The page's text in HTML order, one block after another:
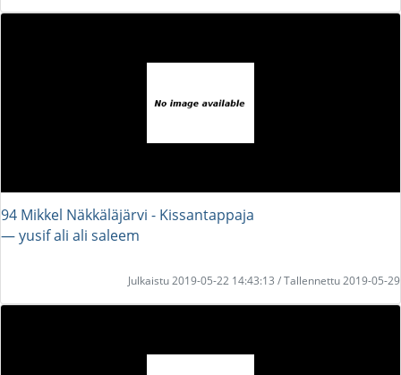
94 Mikkel Näkkäläjärvi - Kissantappaja
― yusif ali ali saleem
Julkaistu 2019-05-22 14:43:13 / Tallennettu 2019-05-29